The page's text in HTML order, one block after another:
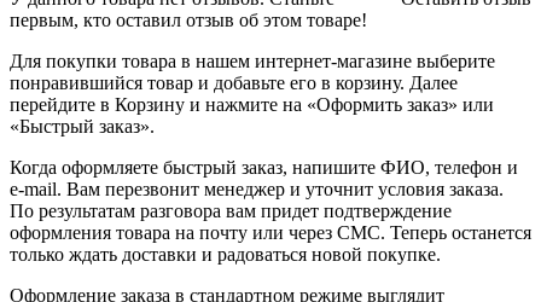
первым, кто оставил отзыв об этом товаре!
Для покупки товара в нашем интернет-магазине выберите
понравившийся товар и добавьте его в корзину. Далее
перейдите в Корзину и нажмите на «Оформить заказ» или
«Быстрый заказ».
Когда оформляете быстрый заказ, напишите ФИО, телефон и
e-mail. Вам перезвонит менеджер и уточнит условия заказа.
По результатам разговора вам придет подтверждение
оформления товара на почту или через СМС. Теперь останется
только ждать доставки и радоваться новой покупке.
Оформление заказа в стандартном режиме выглядит